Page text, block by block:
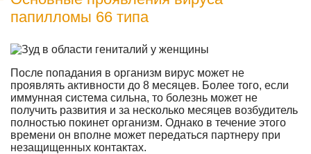
папилломы 66 типа
После попадания в организм вирус может не
проявлять активности до 8 месяцев. Более того, если
иммунная система сильна, то болезнь может не
получить развития и за несколько месяцев возбудитель
полностью покинет организм. Однако в течение этого
времени он вполне может передаться партнеру при
незащищенных контактах.